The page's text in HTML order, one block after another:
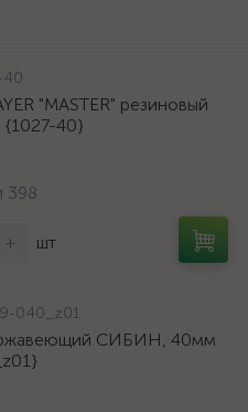
40
"MASTER" резиновый
40}
398
+ шт
040_z01
СИБИН, 40мм